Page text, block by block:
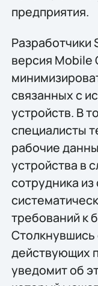
предприятия.
Разработчики
версия Mobile
связанных с
устройств. В
специалисты
рабочие
устройства в
сотрудника из
требований к
действующих
уведомит об